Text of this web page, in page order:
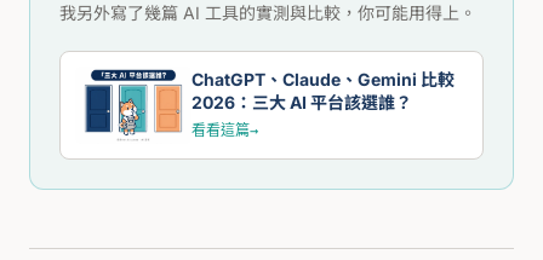
我另外寫了幾篇 AI 工具的實測與比較，你可能用得上。
ChatGPT、Claude、Gemini 比較
2026：三大 AI 平台該選誰？
看看這篇→